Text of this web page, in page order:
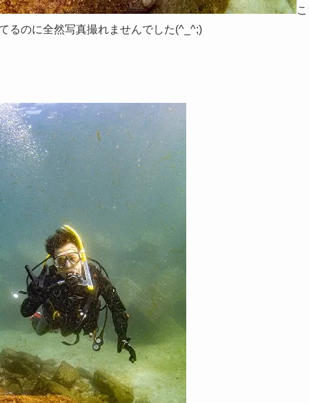
るのに全然写真撮れませんでした(^_^;)